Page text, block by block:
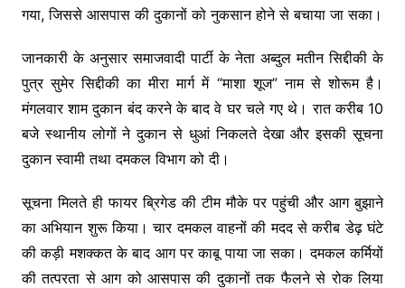
गया, जिससे आसपास की दुकानों को नुकसान होने से बचाया जा सका।
जानकारी के अनुसार समाजवादी पार्टी के नेता अब्दुल मतीन सिद्दीकी के
पुत्र सुमेर सिद्दीकी का मीरा मार्ग में “माशा शूज” नाम से शोरूम है।
मंगलवार शाम दुकान बंद करने के बाद वे घर चले गए थे। रात करीब 10
बजे स्थानीय लोगों ने दुकान से धुआं निकलते देखा और इसकी सूचना
दुकान स्वामी तथा दमकल विभाग को दी।
सूचना मिलते ही फायर ब्रिगेड की टीम मौके पर पहुंची और आग बुझाने
का अभियान शुरू किया। चार दमकल वाहनों की मदद से करीब डेढ़ घंटे
की कड़ी मशक्कत के बाद आग पर काबू पाया जा सका। दमकल कर्मियों
की तत्परता से आग को आसपास की दुकानों तक फैलने से रोक लिया